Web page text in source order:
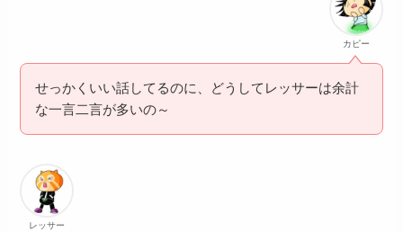
カピー
せっかくいい話してるのに、どうしてレッサーは余計
な一言二言が多いの～
レッサー